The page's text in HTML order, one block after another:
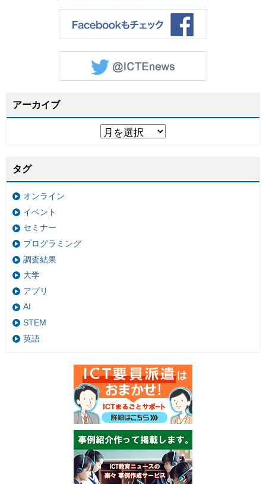
アーカイブ
タグ
オンライン
イベント
セミナー
プログラミング
調査結果
大学
アプリ
AI
STEM
英語